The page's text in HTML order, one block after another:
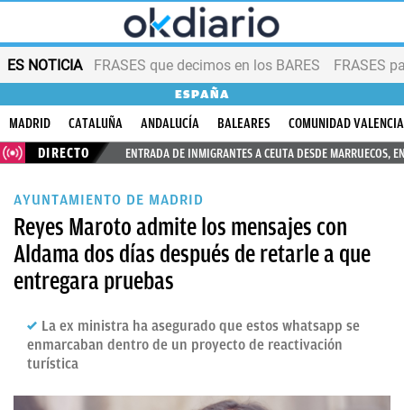
ES NOTICIA FRASES que decimos en los BARES FRASES
ESPAÑA
MADRID CATALUÑA ANDALUCÍA BALEARES
COMUNIDAD
DIRECTO
ENTRADA DE INMIGRANTES A CEUTA DESDE MARRUECOS,
AYUNTAMIENTO DE MADRID
Reyes Maroto admite los mensajes con
Aldama dos días después de retarle a que
entregara pruebas
La ex ministra ha asegurado que estos whatsapp se
enmarcaban dentro de un proyecto de reactivación
turística